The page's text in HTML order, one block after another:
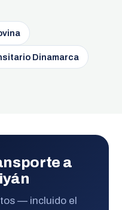
Dinamarca
a
— incluido el